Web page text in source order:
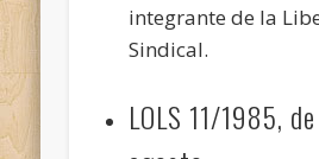
integrante de la
Sindical.
LOLS 11/1985,